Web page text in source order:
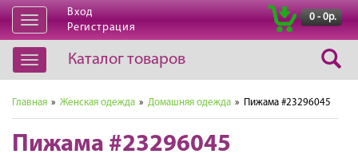
Открыть
навигацию
Вход
Регистрация
0 - 0р.
Открыть
навигацию
Каталог товаров
Главная » Женская одежда » Домашняя одежда » Пижама #23296045
Пижама #23296045